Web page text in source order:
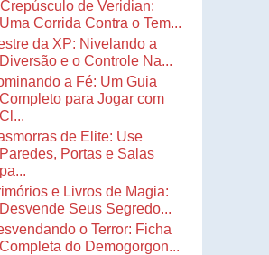
de Veridian:
Uma Corrida Contra o Tem...
da XP: Nivelando a
Diversão e o Controle Na...
a Fé: Um Guia
Completo para Jogar com
Cl...
de Elite: Use
Paredes, Portas e Salas
pa...
e Livros de Magia:
Desvende Seus Segredo...
o Terror: Ficha
Completa do Demogorgon...